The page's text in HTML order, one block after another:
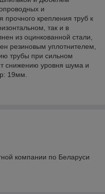
и
прочного крепления труб к
так и в
из оцинкованной стали,
резиновым уплотнителем,
трубы при сильном
снижению уровня шума и
19мм.
компании по Беларуси